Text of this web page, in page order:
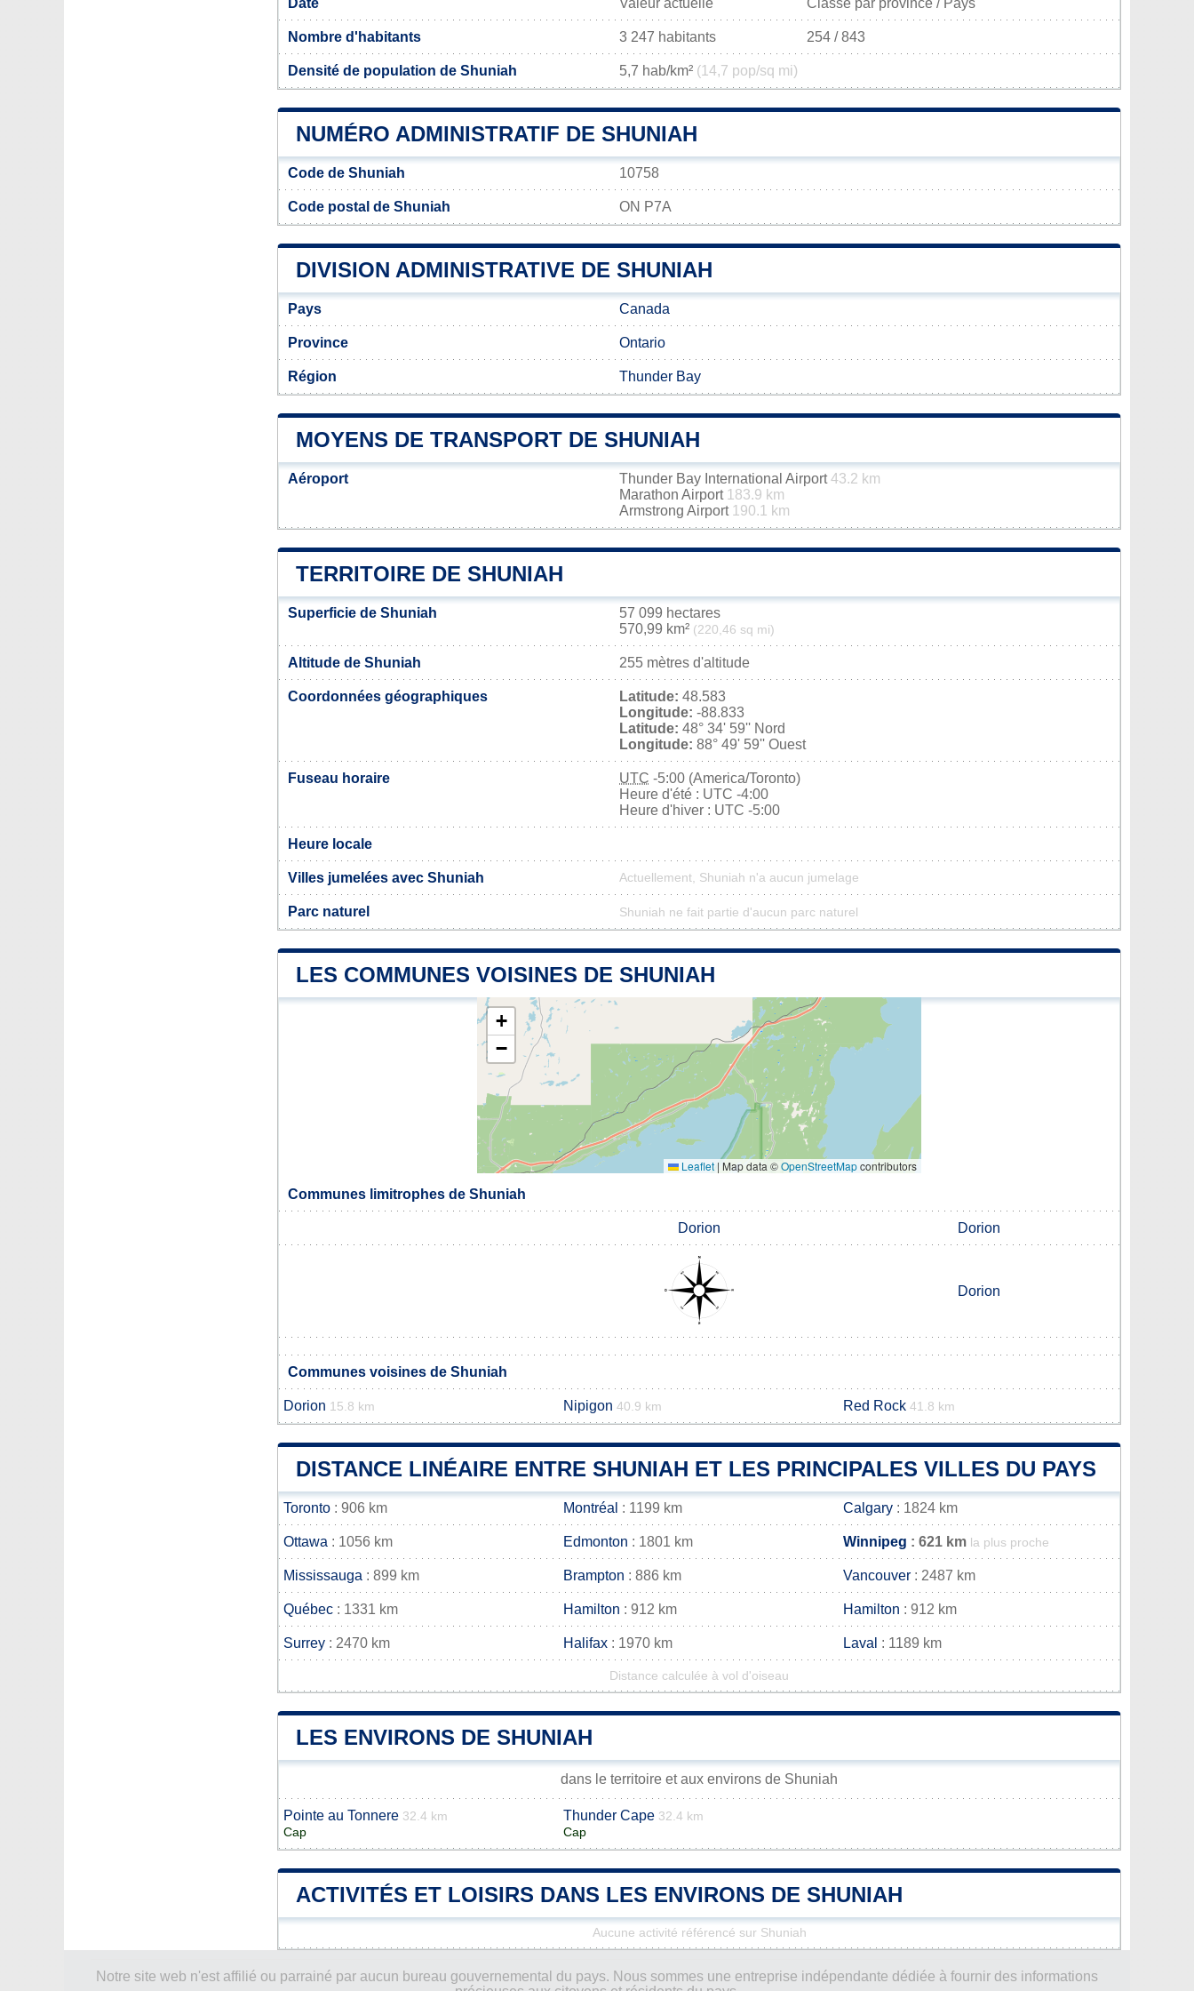
Date Valeur actuelle Classé par province / Pays
Nombre d'habitants 3 247 habitants 254 / 843
Densité de population de Shuniah 5,7 hab/km² (14,7 pop/sq mi)
NUMÉRO ADMINISTRATIF DE SHUNIAH
Code de Shuniah 10758
Code postal de Shuniah ON P7A
DIVISION ADMINISTRATIVE DE SHUNIAH
Pays Canada
Province Ontario
Région Thunder Bay
MOYENS DE TRANSPORT DE SHUNIAH
Aéroport Thunder Bay International Airport43.2 km
Marathon Airport 183.9 km
Armstrong Airport 190.1 km
TERRITOIRE DE SHUNIAH
Superficie de Shuniah
57 099 hectares
570,99 km² (220,46 sq mi)
Altitude de Shuniah 255 mètres d'altitude
Coordonnées géographiques Latitude: 48.583
Longitude: -88.833
Latitude: 48° 34' 59'' Nord
Longitude: 88° 49' 59'' Ouest
Fuseau horaire UTC -5:00 (America/Toronto)
Heure d'été : UTC -4:00
Heure d'hiver : UTC -5:00
Heure locale
Villes jumelées avec Shuniah Actuellement, Shuniah n'a aucun jumelage
Parc naturel Shuniah ne fait partie d'aucun parc naturel
LES COMMUNES VOISINES DE SHUNIAH
+
−
Leaflet | Map data ©OpenStreetMapcontributors
Communes limitrophes de Shuniah
Dorion Dorion
Dorion
Communes voisines de Shuniah
Dorion 15.8 km Nipigon 40.9 km Red Rock 41.8 km
DISTANCE LINÉAIRE ENTRE SHUNIAH ET LES PRINCIPALES VILLES DU PAYS
Toronto : 906 km Montréal : 1199 km Calgary : 1824 km
Ottawa : 1056 km Edmonton : 1801 km Winnipeg : 621 km la plus proche
Mississauga : 899 km Brampton : 886 km Vancouver : 2487 km
Québec : 1331 km Hamilton : 912 km Hamilton : 912 km
Surrey : 2470 km Halifax : 1970 km Laval : 1189 km
Distance calculée à vol d'oiseau
LES ENVIRONS DE SHUNIAH
dans le territoire et aux environs de Shuniah
Pointe au Tonnere 32.4 km
Cap
Thunder Cape 32.4 km
Cap
ACTIVITÉS ET LOISIRS DANS LES ENVIRONS DE SHUNIAH
Aucune activité référencé sur Shuniah
Notre site web n'est affilié ou parrainé par aucun bureau gouvernemental du pays. Nous sommes une entreprise indépendante dédiée à fournir des informations